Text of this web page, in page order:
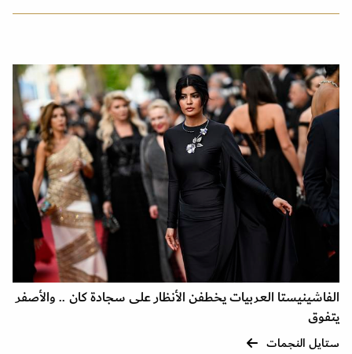
الفاشينيستا العربيات يخطفن الأنظار على سجادة كان .. والأصفر
يتفوق
ستايل النجمات